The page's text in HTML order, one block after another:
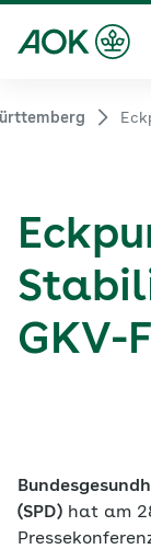
GKV-
(SPD) hat am